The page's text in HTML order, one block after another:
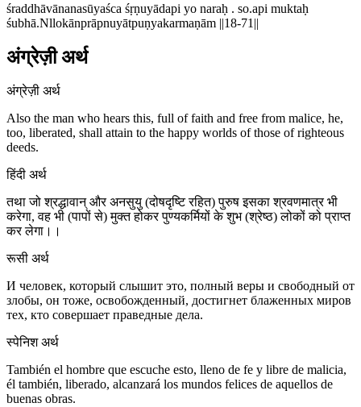
śraddhāvānanasūyaśca śṛṇuyādapi yo naraḥ . so.api muktaḥ
śubhā.Nllokānprāpnuyātpuṇyakarmaṇām ||18-71||
अंग्रेज़ी अर्थ
अंग्रेज़ी अर्थ
Also the man who hears this, full of faith and free from malice, he,
too, liberated, shall attain to the happy worlds of those of righteous
deeds.
हिंदी अर्थ
तथा जो श्रद्धावान् और अनसुयु (दोषदृष्टि रहित) पुरुष इसका श्रवणमात्र भी
करेगा, वह भी (पापों से) मुक्त होकर पुण्यकर्मियों के शुभ (श्रेष्ठ) लोकों को प्राप्त
कर लेगा।।
रूसी अर्थ
И человек, который слышит это, полный веры и свободный от
злобы, он тоже, освобожденный, достигнет блаженных миров
тех, кто совершает праведные дела.
स्पेनिश अर्थ
También el hombre que escuche esto, lleno de fe y libre de malicia,
él también, liberado, alcanzará los mundos felices de aquellos de
buenas obras.